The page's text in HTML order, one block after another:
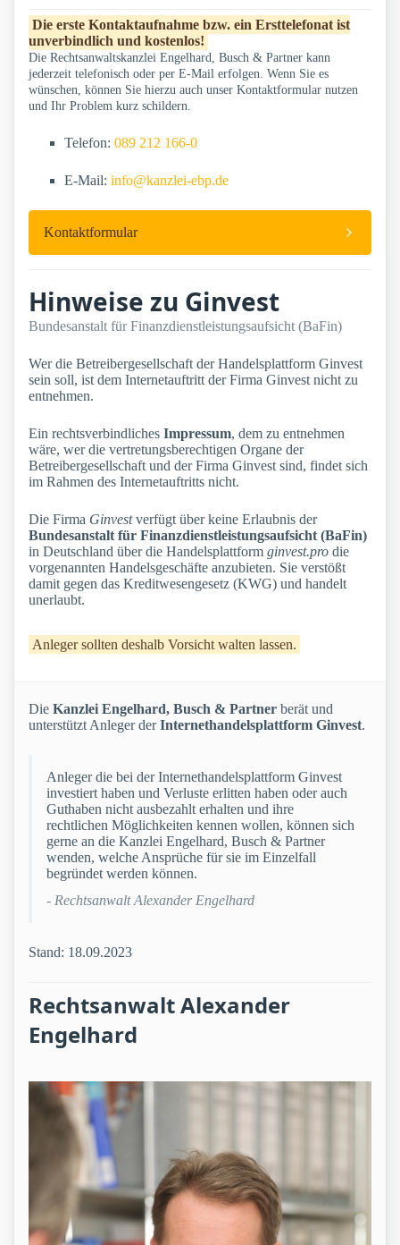
Die erste Kontaktaufnahme bzw. ein Ersttelefonat ist
unverbindlich und kostenlos!
Die Rechtsanwaltskanzlei Engelhard, Busch & Partner kann
jederzeit telefonisch oder per E-Mail erfolgen. Wenn Sie es
wünschen, können Sie hierzu auch unser Kontaktformular nutzen
und Ihr Problem kurz schildern.
Telefon: 089 212 166-0
E-Mail: info@kanzlei-ebp.de
Kontaktformular
Hinweise zu Ginvest
Bundesanstalt für Finanzdienstleistungsaufsicht (BaFin)
Wer die Betreibergesellschaft der Handelsplattform Ginvest
sein soll, ist dem Internetauftritt der Firma Ginvest nicht zu
entnehmen.
Ein rechtsverbindliches Impressum, dem zu entnehmen
wäre, wer die vertretungsberechtigen Organe der
Betreibergesellschaft und der Firma Ginvest sind, findet sich
im Rahmen des Internetauftritts nicht.
Die Firma Ginvestverfügt über keine Erlaubnis der
Bundesanstalt für Finanzdienstleistungsaufsicht (BaFin)
in Deutschland über die Handelsplattform ginvest.pro die
vorgenannten Handelsgeschäfte anzubieten. Sie verstößt
damit gegen das Kreditwesengesetz (KWG) und handelt
unerlaubt.
Anleger sollten deshalb Vorsicht walten lassen.
Die Kanzlei Engelhard, Busch & Partner berät und
unterstützt Anleger derInternethandelsplattform Ginvest.
Anleger die bei der Internethandelsplattform Ginvest
investiert haben und Verluste erlitten haben oder auch
Guthaben nicht ausbezahlt erhalten und ihre
rechtlichen Möglichkeiten kennen wollen, können sich
gerne an die Kanzlei Engelhard, Busch & Partner
wenden, welche Ansprüche für sie im Einzelfall
begründet werden können.
- Rechtsanwalt Alexander Engelhard
Stand: 18.09.2023
Rechtsanwalt Alexander
Engelhard